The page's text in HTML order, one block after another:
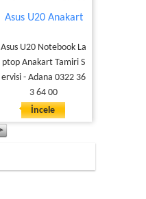
Asus U20 Anakart
Asus U20 Notebook La
ptop Anakart Tamiri S
ervisi - Adana 0322 36
3 64 00
İncele